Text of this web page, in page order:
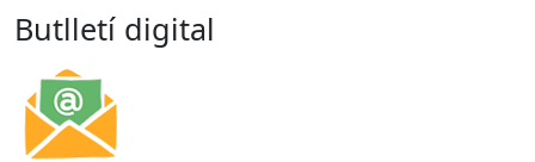
Butlletí digital